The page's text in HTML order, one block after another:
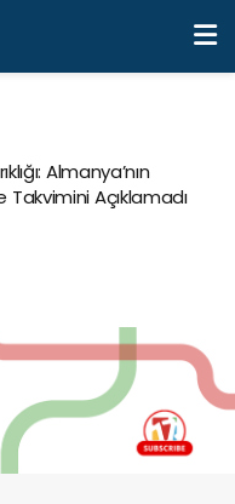
Almanya’nın
Açıklamadı